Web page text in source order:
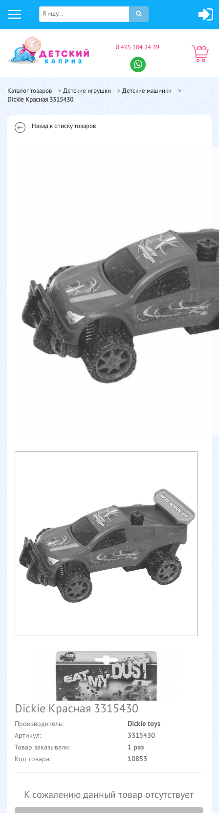
8 495 104 24 39
Каталог товаров > Детские игрушки > Детские машинки
>
Dickie Красная 3315430
Назад к списку товаров
Dickie Красная 3315430
Производитель:
Dickie toys
Артикул:
3315430
Товар заказывали:
1 раз
Код товара:
10853
К сожалению данный товар отсутствует